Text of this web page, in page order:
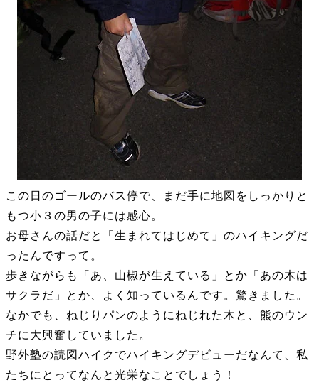
この日のゴールのバス停で、まだ手に地図をしっかりと
もつ小３の男の子には感心。
お母さんの話だと「生まれてはじめて」のハイキングだ
ったんですって。
歩きながらも「あ、山椒が生えている」とか「あの木は
サクラだ」とか、よく知っているんです。驚きました。
なかでも、ねじりパンのようにねじれた木と、熊のウン
チに大興奮していました。
野外塾の読図ハイクでハイキングデビューだなんて、私
たちにとってなんと光栄なことでしょう！